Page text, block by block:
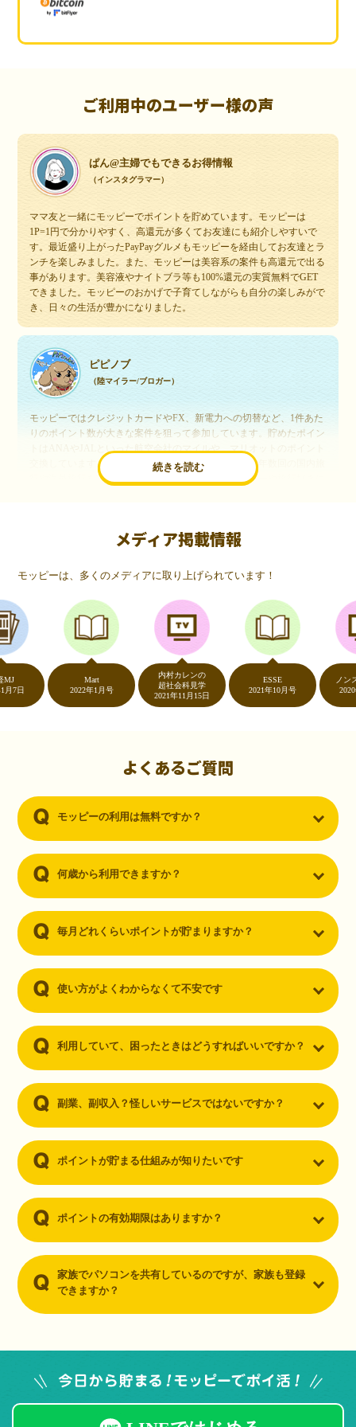
ご利用中のユーザー様の声
ぱん@主婦でもできるお得情報
（インスタグラマー）
ママ友と一緒にモッピーでポイントを貯めています。モッピーは
1P=1円で分かりやすく、高還元が多くてお友達にも紹介しやすいで
す。最近盛り上がったPayPayグルメもモッピーを経由してお友達とラ
ンチを楽しみました。また、モッピーは美容系の案件も高還元で出る
事があります。美容液やナイトブラ等も100%還元の実質無料でGET
できました。モッピーのおかげで子育てしながらも自分の楽しみがで
き、日々の生活が豊かになりました。
続きを読む
ピピノブ
（陸マイラー/ブロガー）
モッピーではクレジットカードやFX、新電力への切替など、1件あた
りのポイント数が大きな案件を狙って参加しています。貯めたポイン
交換しています。このようにすることで、ほぼ無料で年数回の国内旅
行や海外旅行を実現しています。モッピーは陸マイラーや旅行好きに
いつものネットショッピングが、モッピーでお得
（20代・女性）
友達に勧められてモッピーをはじめました。空いた時間にスマホで買
い物をすることが多いのですが、モッピーを経由するだけでショップ
のポイントとモッピーのポイントが二重で貯まることを知り、ビック
リ…！いつものネットショッピングをモッピーを経由するだけでポイ
ントが貯まるなんて…もっと早く教えてほしかった～！貯まったポイ
ントはギフト券に交換して、プチ贅沢を楽しんでます♪
（30代・男性）
ーを知りました。クレジットカードを発行するだけでポイントが貯ま
るならと無料登録して、クレジットカードの発行やアプリダウンロー
メディア掲載情報
モッピーは、多くのメディアに取り上げられています！
2022年1月号
内村カレンの
超社会科見学
2021年11月15日
2021年10月号
ノンストッ
2020年5月7
よくあるご質問
モッピーの利用は無料ですか？
何歳から利用できますか？
毎月どれくらいポイントが貯まりますか？
使い方がよくわからなくて不安です
利用していて、困ったときはどうすればいいですか？
副業、副収入？怪しいサービスではないですか？
ポイントが貯まる仕組みが知りたいです
ポイントの有効期限はありますか？
家族でパソコンを共有しているのですが、家族も登録
できますか？